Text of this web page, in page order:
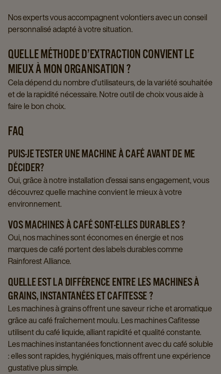
Nos experts vous accompagnent volontiers avec un conseil
personnalisé adapté à votre situation.
QUELLE MÉTHODE D’EXTRACTION CONVIENT LE
MIEUX À MON ORGANISATION ?
Cela dépend du nombre d’utilisateurs, de la variété souhaitée
et de la rapidité nécessaire. Notre outil de choix vous aide à
faire le bon choix.
FAQ
PUIS-JE TESTER UNE MACHINE À CAFÉ AVANT DE ME
DÉCIDER?
Oui, grâce à notre installation d’essai sans engagement, vous
découvrez quelle machine convient le mieux à votre
environnement.
VOS MACHINES À CAFÉ SONT-ELLES DURABLES ?
Oui, nos machines sont économes en énergie et nos
marques de café portent des labels durables comme
Rainforest Alliance.
QUELLE EST LA DIFFÉRENCE ENTRE LES MACHINES À
GRAINS, INSTANTANÉES ET CAFITESSE ?
Les machines à grains offrent une saveur riche et aromatique
grâce au café fraîchement moulu. Les machines Cafitesse
utilisent du café liquide, alliant rapidité et qualité constante.
Les machines instantanées fonctionnent avec du café soluble
: elles sont rapides, hygiéniques, mais offrent une expérience
gustative plus simple.